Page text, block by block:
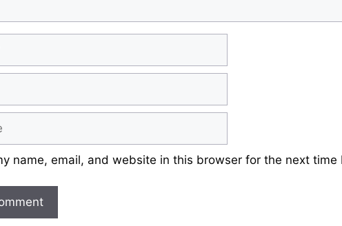
name, email, and website in this browser for the next time